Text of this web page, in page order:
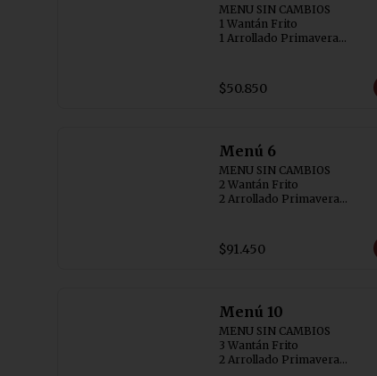
MENU SIN CAMBIOS
1 Wantán Frito
1 Arrollado Primavera
1 Pollo Chitén
3 Arroz Chaufán
$50.850
Menú 6
MENU SIN CAMBIOS
2 Wantán Frito
2 Arrollado Primavera
1 Costillar Cantonés
1 Chapsui Especial
$91.450
Menú 10
MENU SIN CAMBIOS
3 Wantán Frito
2 Arrollado Primavera